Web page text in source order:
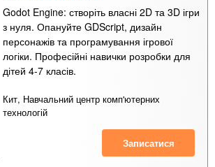
Godot Engine: створіть власні 2D та 3D ігри
з нуля. Опануйте GDScript, дизайн
персонажів та програмування ігрової
логіки. Професійні навички розробки для
дітей 4-7 класів.
Кит, Навчальний центр комп'ютерних
технологій
Записатися